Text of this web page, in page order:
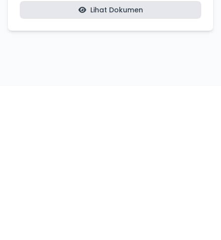
Lihat Dokumen